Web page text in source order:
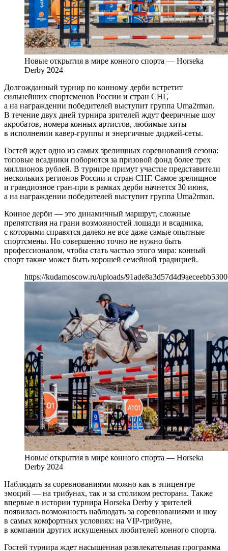
Новые открытия в мире конного спорта — Horseka
Derby 2024
Долгожданный турнир по конному дерби встретит
сильнейших спортсменов России и стран СНГ,
а на награждении победителей выступит группа Uma2rman.
В течение двух дней турнира зрителей ждут фееричные шоу
акробатов, номера конных артистов, любимые хиты
в исполнении кавер-группы и энергичные диджей-сеты.
Гостей ждет одно из самых зрелищных соревнований сезона:
топовые всадники поборются за призовой фонд более трех
миллионов рублей. В турнире примут участие представители
нескольких регионов России и стран СНГ. Самое зрелищное
и грандиозное гран-при в рамках дерби начнется 30 июня,
а на награждении победителей выступит группа Uma2rman.
Конное дерби — это динамичный маршрут, сложные
препятствия на грани возможностей лошади и всадника,
с которыми справятся далеко не все даже самые опытные
спортсмены. Но совершенно точно не нужно быть
профессионалом, чтобы стать частью этого мира: конный
спорт также может быть хорошей семейной традицией.
https://kudamoscow.ru/uploads/
Новые открытия в мире конного спорта — Horseka
Derby 2024
Наблюдать за соревнованиями можно как в эпицентре
эмоций — на трибунах, так и за столиком ресторана. Также
впервые в истории турнира Horseka Derby у зрителей
появилась возможность наблюдать за соревнованиями и шоу
в самых комфортных условиях: на VIP-трибуне,
в компании других искушенных любителей конного спорта.
Гостей турнира ждет насыщенная развлекательная программа